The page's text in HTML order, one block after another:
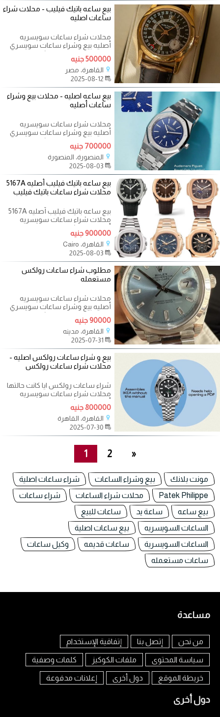
بيع ساعه باتيك فيليب - محلات شراء
ساعات اصليه
محلات شراء ساعات سويسريه
أصليه بيع وشراء ساعات سويسري
مستعملة في مصر | نشتري ساعات
رولكس اصلية في
500000 جنيه
القاهرة، مصر
بيع ساعه اصليه - محلات بيع وشراء
ساعات أصليه
محلات شراء ساعات سويسريه
أصليه بيع وشراء ساعات سويسري
مستعملة في مصر | نشتري ساعات
رولكس اصلية في
700000 جنيه
المنصورة، المنصورة
بيع ساعه باتيك فيليب أصليه 5167A
محلات شراء ساعات باتيك فيليب
بيع ساعه باتيك فيليب أصليه 5167A
محلات شراء ساعات سويسريه
أصليه بيع وشراء ساعات سويسري
مستعملة في
900000 جنيه
القاهرة، Cairo
مطلوب شراء ساعات رولكس
مستعمله
محلات شراء ساعات سويسريه
أصليه بيع وشراء ساعات سويسري
مستعملة في مصر | نشتري ساعات
رولكس اصلية في
90000 جنيه
القاهرة، مدينه
بيع و شراء ساعات رولكس اصليه -
محلات شراء ساعات رولكس
شراء ساعات رولكس ايا كانت حالتها
محلات شراء ساعات سويسريه
أصليه بيع وشراء ساعات سويسري
مستعملة
800000 جنيه
القاهرة، القاهرة
1 2 »
مونت بلانك بيع وشراء الساعات
شراء ساعات اصلية
Patek Philippe
محلات شراء الساعات
شراء ساعات
بيع ساعه
ساعة يد
ساعات للبيع
الساعات السويسريه
بيع ساعات اصلية
الساعات السويسرية
ساعات قديمه
وكيل ساعات
ساعات مستعمله
مساعدة
من نحن إتصل بنا إتفاقية الإستخدام
سياسة المحتوى ملفات الكوكيز كلمات وصفية
خريطة الموقع دول أخرى إعلانات مدفوعة
دول أخرى